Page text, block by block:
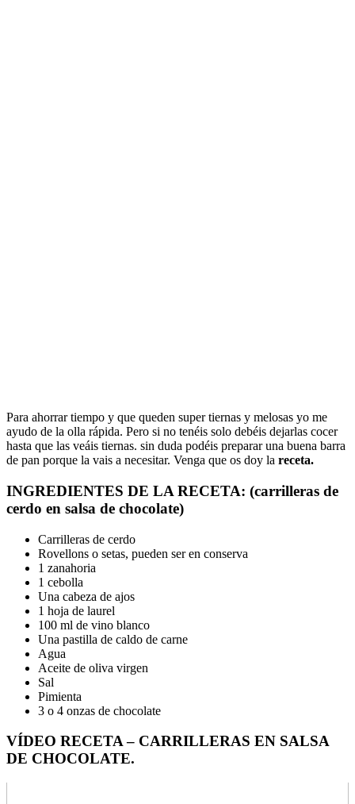
Para ahorrar tiempo y que queden super tiernas y melosas yo me
ayudo de la olla rápida. Pero si no tenéis solo debéis dejarlas cocer
hasta que las veáis tiernas. sin duda podéis preparar una buena barra
de pan porque la vais a necesitar. Venga que os doy la receta.
INGREDIENTES DE LA RECETA: (carrilleras de
cerdo en salsa de chocolate)
Carrilleras de cerdo
Rovellons o setas, pueden ser en conserva
1 zanahoria
1 cebolla
Una cabeza de ajos
1 hoja de laurel
100 ml de vino blanco
Una pastilla de caldo de carne
Agua
Aceite de oliva virgen
Sal
Pimienta
3 o 4 onzas de chocolate
VÍDEO RECETA – CARRILLERAS EN SALSA
DE CHOCOLATE.